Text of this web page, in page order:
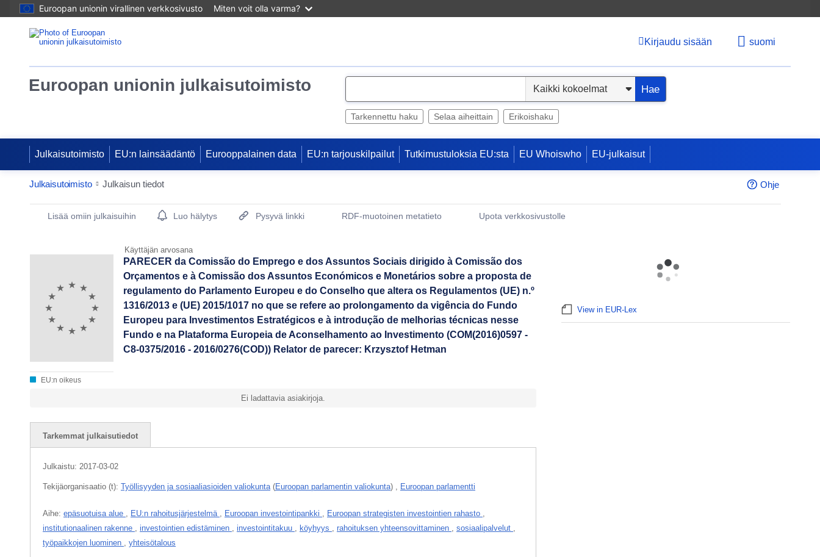
Euroopan unionin virallinen verkkosivusto Miten voit olla varma?
Kirjaudu sisään suomi
Euroopan unionin julkaisutoimisto
e
Hae
Tarkennettu haku Selaa aiheittain Erikoishaku
Julkaisutoimisto EU:n lainsäädäntö Eurooppalainen data EU:n tarjouskilpailut Tutkimustuloksia EU:sta EU Whoiswho EU-julkaisut
Julkaisutoimisto Julkaisun tiedot Ohje
Publication Detail Actions Portlet
Lisää omiin julkaisuihin Luo hälytys Pysyvä linkki
RDF-muotoinen metatieto
Upota verkkosivustolle
Käyttäjän arvosana
EU:n oikeus
PARECER da Comissão do Emprego e dos Assuntos Sociais dirigido à Comissão dos
Orçamentos e à Comissão dos Assuntos Económicos e Monetários sobre a proposta de
regulamento do Parlamento Europeu e do Conselho que altera os Regulamentos (UE) n.º
1316/2013 e (UE) 2015/1017 no que se refere ao prolongamento da vigência do Fundo
Europeu para Investimentos Estratégicos e à introdução de melhorias técnicas nesse
Fundo e na Plataforma Europeia de Aconselhamento ao Investimento (COM(2016)0597 -
C8-0375/2016 - 2016/0276(COD)) Relator de parecer: Krzysztof Hetman
Ei ladattavia asiakirjoja.
Tarkemmat julkaisutiedot
Julkaistu: 2017-03-02
Tekijäorganisaatio (t): Työllisyyden ja sosiaaliasioiden valiokunta(Euroopan parlamentin valiokunta) , Euroopan parlamentti
Aihe: epäsuotuisa alue , EU:n rahoitusjärjestelmä , Euroopan investointipankki , Euroopan strategisten investointien rahasto ,
institutionaalinen rakenne , investointien edistäminen , investointitakuu , köyhyys , rahoituksen yhteensovittaminen , sosiaalipalvelut ,
työpaikkojen luominen , yhteisötalous
View in EUR-Lex